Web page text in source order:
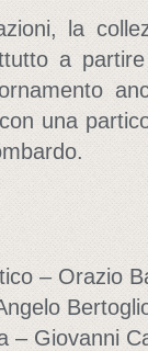
la
a
una
– Orazio
– Giovanni